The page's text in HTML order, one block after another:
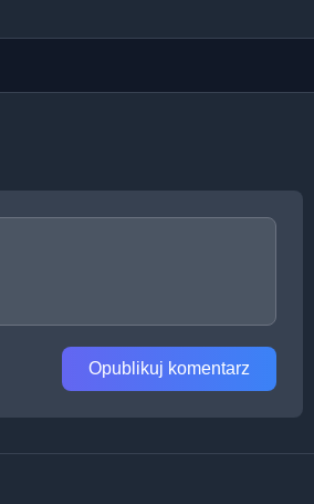
Opublikuj komentarz